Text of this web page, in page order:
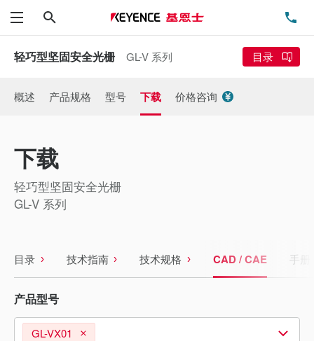
菜单
轻巧型坚固安全光栅 GL-V 系列 目录
概述 产品规格 型号 下载 价格咨询
下载
轻巧型坚固安全光栅
GL-V 系列
目录 技术指南 技术规格 CAD / CAE 手册
产品型号
GL-VX01